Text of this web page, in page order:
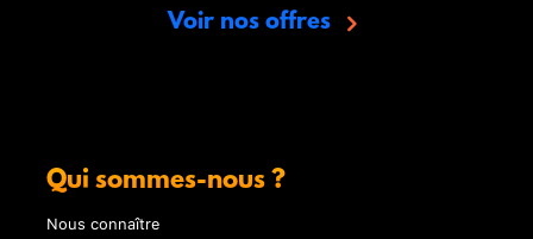
Voir nos offres
Qui sommes-nous ?
Nous connaître